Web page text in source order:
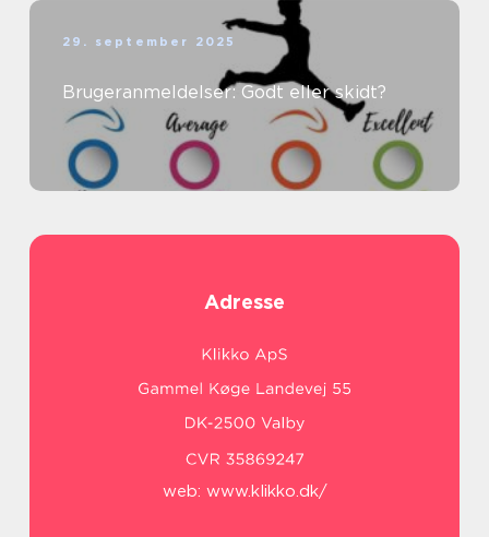
29. september 2025
Brugeranmeldelser: Godt eller skidt?
Adresse
web: www.klikko.dk/